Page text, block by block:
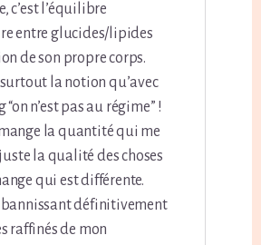
c’est l’équilibre
entre glucides/lipides
de son propre corps.
la notion qu’avec
“on n’est pas au régime” !
la quantité qui me
juste la qualité des choses
qui est différente.
bannissant définitivement
raffinés de mon